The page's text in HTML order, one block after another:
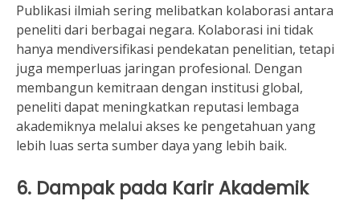
Publikasi ilmiah sering melibatkan kolaborasi antara
peneliti dari berbagai negara. Kolaborasi ini tidak
hanya mendiversifikasi pendekatan penelitian, tetapi
juga memperluas jaringan profesional. Dengan
membangun kemitraan dengan institusi global,
peneliti dapat meningkatkan reputasi lembaga
akademiknya melalui akses ke pengetahuan yang
lebih luas serta sumber daya yang lebih baik.
6. Dampak pada Karir Akademik